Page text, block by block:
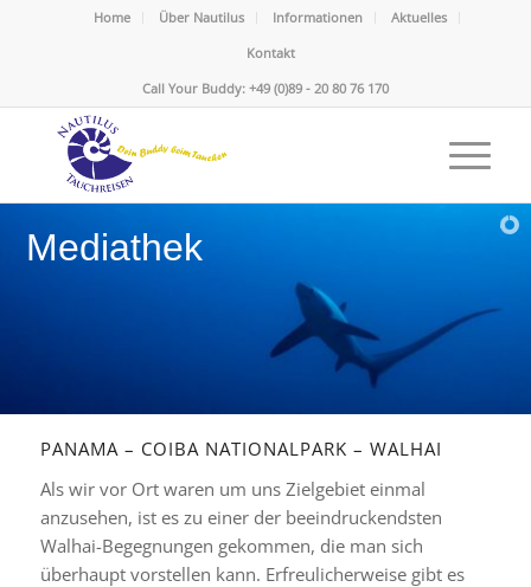
Home Über Nautilus Informationen
Aktuelles
Kontakt
Call Your Buddy: +49 (0)89 - 20 80 76 170
Mediathek
PANAMA – COIBA NATIONALPARK – WALHAI
Als wir vor Ort waren um uns Zielgebiet einmal
anzusehen, ist es zu einer der beeindruckendsten
Walhai-Begegnungen gekommen, die man sich
überhaupt vorstellen kann. Erfreulicherweise gibt es